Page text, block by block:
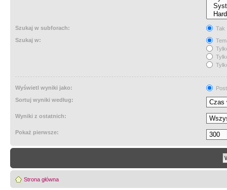
Szukaj w subforach:
Tak
Szukaj w:
Wyświetl wyniki jako:
Sortuj wyniki według:
Wyniki z ostatnich:
Pokaż pierwsze:
Strona główna